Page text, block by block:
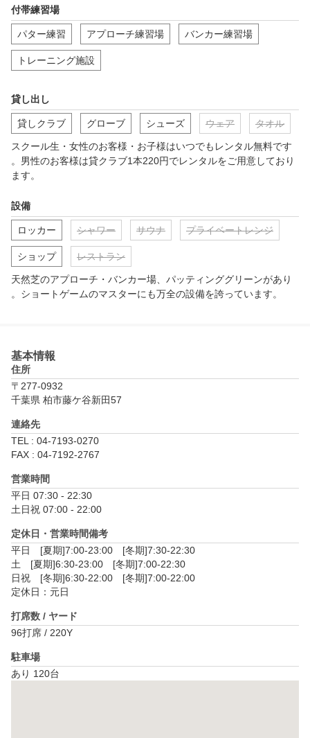
さい。
付帯練習場
パター練習 アプローチ練習場 バンカー練習場
トレーニング施設
貸し出し
貸しクラブ グローブ シューズ ウェア タオル
スクール生・女性のお客様・お子様はいつでもレンタル無料です
。男性のお客様は貸クラブ1本220円でレンタルをご用意しており
ます。
設備
ロッカー シャワー サウナ プライベートレンジ
ショップ レストラン
天然芝のアプローチ・バンカー場、パッティンググリーンがあり
。ショートゲームのマスターにも万全の設備を誇っています。
基本情報
住所
〒277-0932
千葉県 柏市藤ケ谷新田57
連絡先
TEL : 04-7193-0270
FAX : 04-7192-2767
営業時間
平日 07:30 - 22:30
土日祝 07:00 - 22:00
定休日・営業時間備考
平日　[夏期]7:00-23:00　[冬期]7:30-22:30
土　[夏期]6:30-23:00　[冬期]7:00-22:30
日祝　[冬期]6:30-22:00　[冬期]7:00-22:00
定休日：元日
打席数 / ヤード
96打席 / 220Y
駐車場
あり 120台